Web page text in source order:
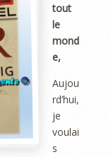
tout
le
mond
e,
Aujou
rd’hui,
je
voulai
s